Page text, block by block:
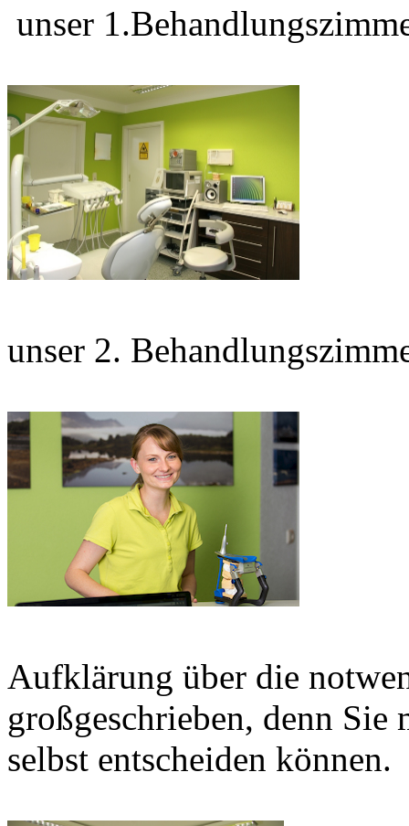
unser
unser 2.
Aufklärung über die
großgeschrieben, denn Sie
selbst entscheiden können.